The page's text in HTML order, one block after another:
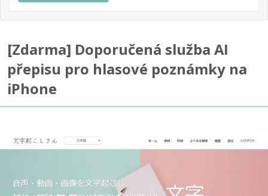
[Zdarma] Doporučená služba AI
přepisu pro hlasové poznámky na
iPhone